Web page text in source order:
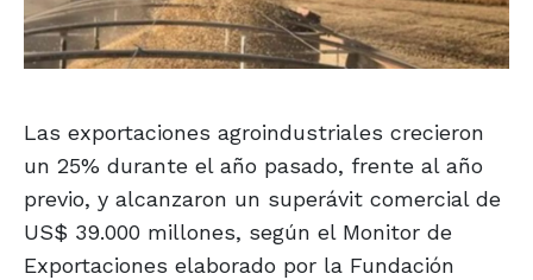
Las exportaciones agroindustriales crecieron
un 25% durante el año pasado, frente al año
previo, y alcanzaron un superávit comercial de
US$ 39.000 millones, según el Monitor de
Exportaciones elaborado por la Fundación